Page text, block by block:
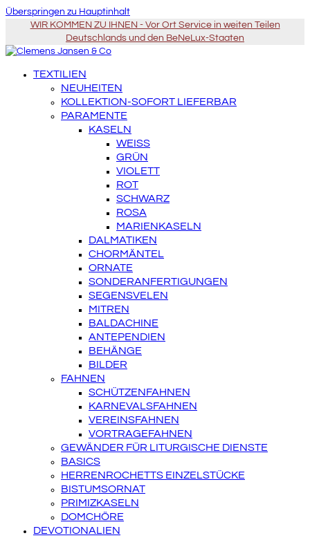
Überspringen zu Hauptinhalt
WIR KOMMEN ZU IHNEN - Vor Ort Service in weiten Teilen
Deutschlands und den BeNeLux-Staaten
TEXTILIEN
NEUHEITEN
KOLLEKTION-SOFORT LIEFERBAR
PARAMENTE
KASELN
WEISS
GRÜN
VIOLETT
ROT
SCHWARZ
ROSA
MARIENKASELN
DALMATIKEN
CHORMÄNTEL
ORNATE
SONDERANFERTIGUNGEN
SEGENSVELEN
MITREN
BALDACHINE
ANTEPENDIEN
BEHÄNGE
BILDER
FAHNEN
SCHÜTZENFAHNEN
KARNEVALSFAHNEN
VEREINSFAHNEN
VORTRAGEFAHNEN
GEWÄNDER FÜR LITURGISCHE DIENSTE
BASICS
HERRENROCHETTS EINZELSTÜCKE
BISTUMSORNAT
PRIMIZKASELN
DOMCHÖRE
DEVOTIONALIEN